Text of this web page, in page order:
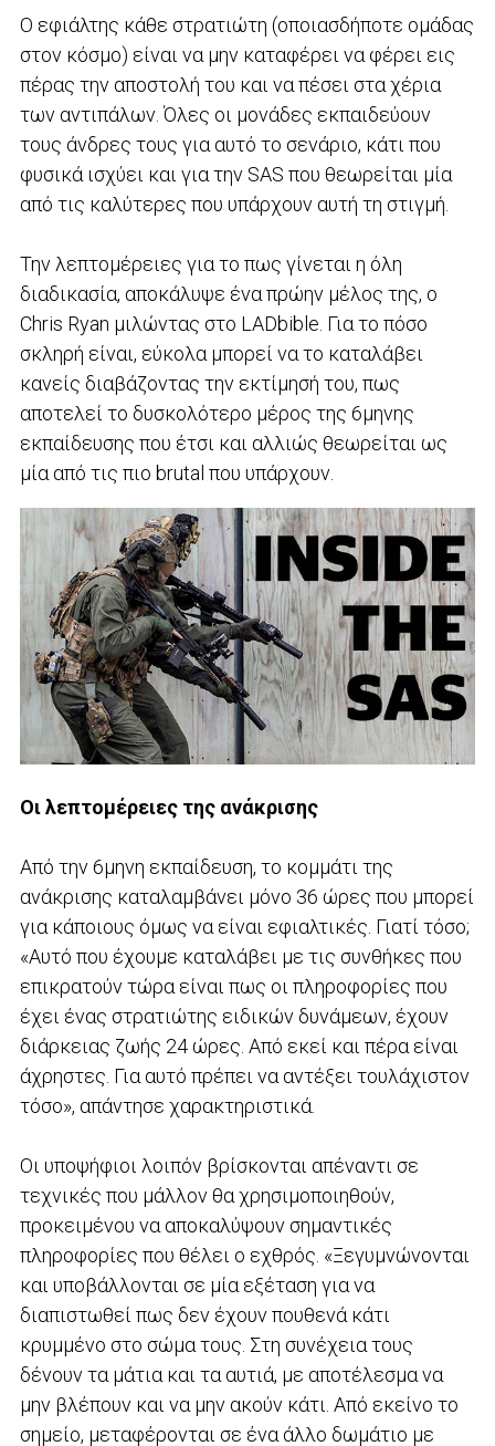
Ο εφιάλτης κάθε στρατιώτη (οποιασδήποτε ομάδας
στον κόσμο) είναι να μην καταφέρει να φέρει εις
πέρας την αποστολή του και να πέσει στα χέρια
των αντιπάλων. Όλες οι μονάδες εκπαιδεύουν
τους άνδρες τους για αυτό το σενάριο, κάτι που
φυσικά ισχύει και για την SAS που θεωρείται μία
από τις καλύτερες που υπάρχουν αυτή τη στιγμή.
Την λεπτομέρειες για το πως γίνεται η όλη
διαδικασία, αποκάλυψε ένα πρώην μέλος της, ο
Chris Ryan μιλώντας στο LADbible. Για το πόσο
σκληρή είναι, εύκολα μπορεί να το καταλάβει
κανείς διαβάζοντας την εκτίμησή του, πως
αποτελεί το δυσκολότερο μέρος της 6μηνης
εκπαίδευσης που έτσι και αλλιώς θεωρείται ως
μία από τις πιο brutal που υπάρχουν.
Οι λεπτομέρειες της ανάκρισης
Από την 6μηνη εκπαίδευση, το κομμάτι της
ανάκρισης καταλαμβάνει μόνο 36 ώρες που μπορεί
για κάποιους όμως να είναι εφιαλτικές. Γιατί τόσο;
«Αυτό που έχουμε καταλάβει με τις συνθήκες που
επικρατούν τώρα είναι πως οι πληροφορίες που
έχει ένας στρατιώτης ειδικών δυνάμεων, έχουν
διάρκειας ζωής 24 ώρες. Από εκεί και πέρα είναι
άχρηστες. Για αυτό πρέπει να αντέξει τουλάχιστον
τόσο», απάντησε χαρακτηριστικά.
Οι υποψήφιοι λοιπόν βρίσκονται απέναντι σε
τεχνικές που μάλλον θα χρησιμοποιηθούν,
προκειμένου να αποκαλύψουν σημαντικές
πληροφορίες που θέλει ο εχθρός. «Ξεγυμνώνονται
και υποβάλλονται σε μία εξέταση για να
διαπιστωθεί πως δεν έχουν πουθενά κάτι
κρυμμένο στο σώμα τους. Στη συνέχεια τους
δένουν τα μάτια και τα αυτιά, με αποτέλεσμα να
μην βλέπουν και να μην ακούν κάτι. Από εκείνο το
σημείο, μεταφέρονται σε ένα άλλο δωμάτιο με